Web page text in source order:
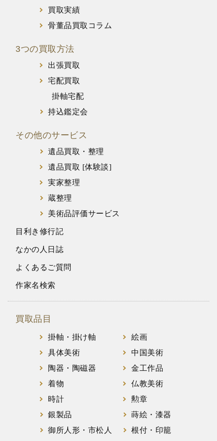
買取実績
骨董品買取コラム
3つの買取方法
出張買取
宅配買取
掛軸宅配
持込鑑定会
その他のサービス
遺品買取・整理
遺品買取 [体験談]
実家整理
蔵整理
美術品評価サービス
目利き修行記
なかの人日誌
よくあるご質問
作家名検索
買取品目
掛軸・掛け軸
絵画
具体美術
中国美術
陶器・陶磁器
金工作品
着物
仏教美術
時計
勲章
銀製品
蒔絵・漆器
御所人形・市松人
根付・印籠